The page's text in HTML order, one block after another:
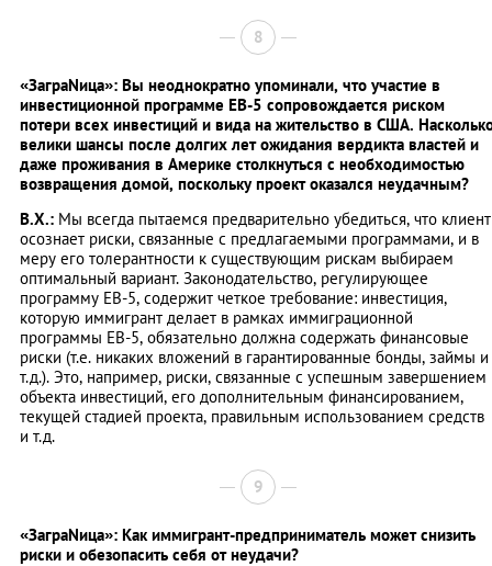
8
«ЗаграNица»: Вы неоднократно упоминали, что участие в
инвестиционной программе ЕВ-5 сопровождается риском
потери всех инвестиций и вида на жительство в США.
велики шансы после долгих лет ожидания вердикта властей и
даже проживания в Америке столкнуться с необходимостью
возвращения домой, поскольку проект оказался неудачным?
В.Х.: Мы всегда пытаемся предварительно убедиться, что клиент
осознает риски, связанные с предлагаемыми программами, и в
меру его толерантности к существующим рискам выбираем
оптимальный вариант. Законодательство, регулирующее
программу EB-5, содержит четкое требование: инвестиция,
которую иммигрант делает в рамках иммиграционной
программы EB-5, обязательно должна содержать финансовые
риски (т.е. никаких вложений в гарантированные бонды, займы и
т.д.). Это, например, риски, связанные с успешным завершением
объекта инвестиций, его дополнительным финансированием,
текущей стадией проекта, правильным использованием средств
и т.д.
9
«ЗаграNица»: Как иммигрант-предприниматель может снизить
риски и обезопасить себя от неудачи?